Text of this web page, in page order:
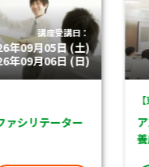
講座受講日：
09月05日 (土)
09月06日 (日)
シリテーター
【東
ア
養